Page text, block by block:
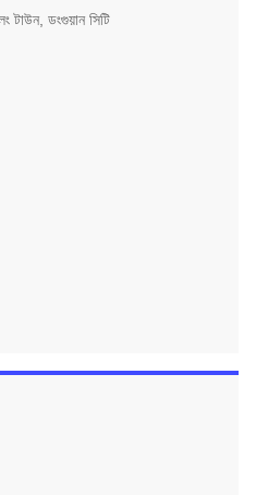
টাউন, ডংগুয়ান সিটি